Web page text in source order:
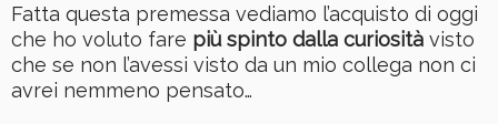
Fatta questa premessa vediamo l’acquisto di oggi
che ho voluto fare più spinto dalla curiosità visto
che se non l’avessi visto da un mio collega non ci
avrei nemmeno pensato…